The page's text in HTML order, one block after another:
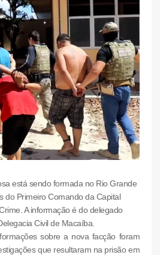
está sendo formada no Rio Grande
do Primeiro Comando da Capital
A informação é do delegado
Civil de Macaíba.
sobre a nova facção foram
que resultaram na prisão em